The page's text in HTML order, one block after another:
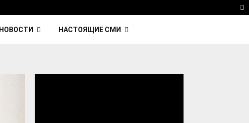
Reuters: Китай продал
НОВОСТИ НАСТОЯЩИЕ СМИ